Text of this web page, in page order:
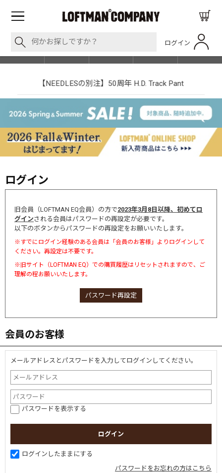
ログイン
SHOP LIST
【NEEDLESの別注】50周年 H.D. Track Pant
ログイン
旧会員（LOFTMAN EQ会員）の方で2023年3月8日以降、初めてロ
グインされる会員はパスワードの再設定が必要です。
以下のボタンからパスワードの再設定をお願いいたします。
※すでにログイン経験のある会員は「会員のお客様」よりログインして
ください。再設定は不要です。
※旧サイト（LOFTMAN EQ）での購買履歴はリセットされますので、ご
理解の程お願いいたします。
パスワード再設定
会員のお客様
メールアドレスとパスワードを入力してログインしてください。
パスワードを表示する
ログインしたままにする
パスワードをお忘れの方はこちら